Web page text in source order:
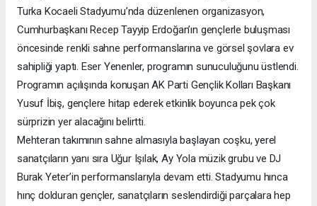
Turka Kocaeli Stadyumu’nda düzenlenen organizasyon,
Cumhurbaşkanı Recep Tayyip Erdoğan’ın gençlerle buluşması
öncesinde renkli sahne performanslarına ve görsel şovlara ev
sahipliği yaptı. Eser Yenenler, programın sunuculuğunu üstlendi.
Programın açılışında konuşan AK Parti Gençlik Kolları Başkanı
Yusuf İbiş, gençlere hitap ederek etkinlik boyunca pek çok
sürprizin yer alacağını belirtti.
Mehteran takımının sahne almasıyla başlayan coşku, yerel
sanatçıların yanı sıra Uğur Işılak, Ay Yola müzik grubu ve DJ
Burak Yeter’in performanslarıyla devam etti. Stadyumu hınca
hınç dolduran gençler, sanatçıların seslendirdiği parçalara hep